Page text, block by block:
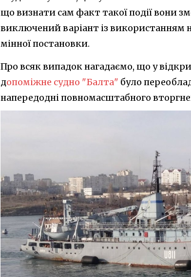
що визнати сам факт такої події вони
виключений варіант із використанням
мінної постановки.
Про всяк випадок нагадаємо, що у
допоміжне судно "Балта" було
напередодні повномасштабного